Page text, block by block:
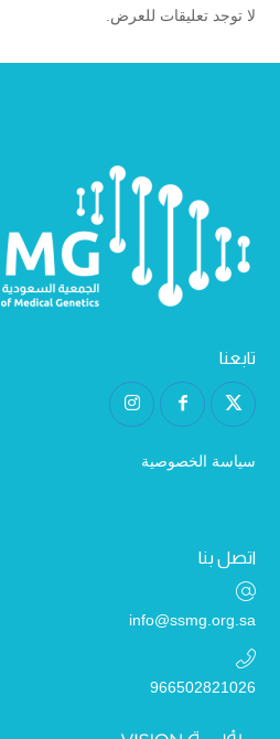
لا توجد تعليقات للعرض.
تابعنا
سياسة الخصوصية
اتصل بنا
info@ssmg.org.sa
966502821026